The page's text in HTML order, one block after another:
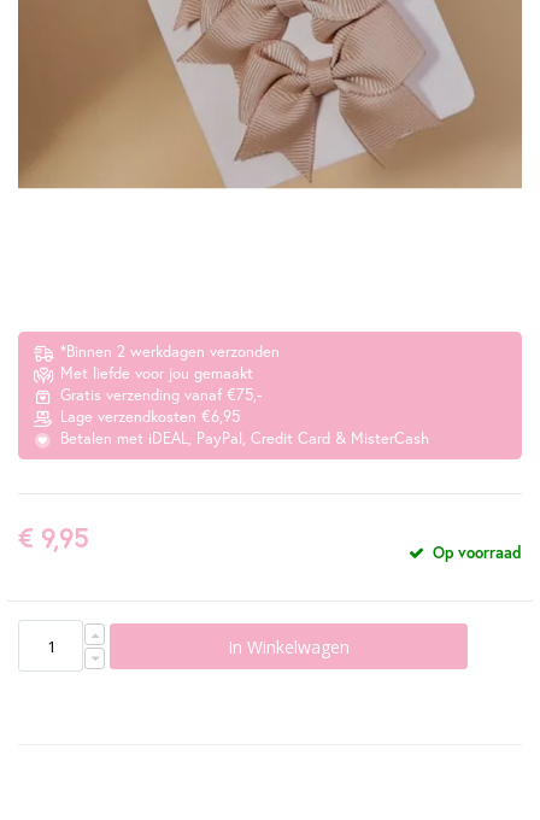
*Binnen 2 werkdagen verzonden
Met liefde voor jou gemaakt
Gratis verzending vanaf €75,-
Lage verzendkosten €6,95
Betalen met iDEAL, PayPal, Credit Card & MisterCash
€ 9,95 Op voorraad
In Winkelwagen